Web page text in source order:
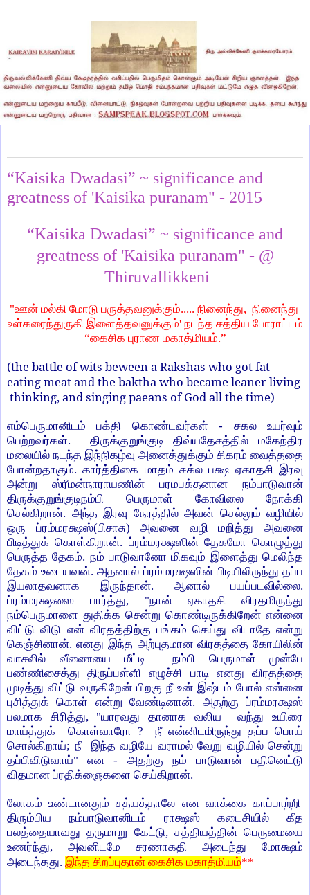
“Kaisika Dwadasi” ~ significance and
greatness of 'Kaisika puranam" - 2015
“Kaisika Dwadasi” ~ significance and
greatness of 'Kaisika puranam" - @
Thiruvallikkeni
"ஊன் மல்கி மோடு பருத்தவனுக்கும்..... நினைந்து, நினைந்து
உள்கரைந்துருகி இளைத்தவனுக்கும்' நடந்த சத்திய போராட்டம்
“கைசிக புராண மகாத்மியம்.”
(the battle of wits beween a Rakshas who got fat
eating meat and the baktha who became leaner living
thinking, and singing paeans of God all the time)
எம்பெருமானிடம் பக்தி கொண்டவர்கள் - சகல உயர்வும்
பெற்றவர்கள். திருக்குறுங்குடி திவ்யதேசத்தில் மகேந்திர
மலையில் நடந்த இந்நிகழ்வு அனைத்துக்கும் சிகரம் வைத்ததை
போன்றதாகும். கார்த்திகை மாதம் சுக்ல பக்ஷ ஏகாதசி இரவு
அன்று ஸ்ரீமன்நாராயணின் பரமபக்தனான நம்பாடுவான்
திருக்குறுங்குடிநம்பி பெருமாள் கோவிலை நோக்கி
செல்கிறான். அந்த இரவு நேரத்தில் அவன் செல்லும் வழியில்
ஒரு ப்ரம்மரக்ஷஸ்(பிசாசு) அவனை வழி மறித்து அவனை
பிடித்துக் கொள்கிறான். ப்ரம்மரக்ஷஸின் தேகமோ கொழுத்து
பெருத்த தேகம். நம் பாடுவானோ மிகவும் இளைத்து மெலிந்த
தேகம் உடையவன். அதனால் ப்ரம்மரக்ஷஸின் பிடியிலிருந்து தப்ப
இயலாதவனாக இருந்தான். ஆனால் பயப்படவில்லை.
ப்ரம்மரக்ஷஸை பார்த்து, "நான் ஏகாதசி விரதமிருந்து
நம்பெருமாளை துதிக்க சென்று கொண்டிருக்கிறேன் என்னை
விட்டு விடு என் விரதத்திற்கு பங்கம் செய்து விடாதே என்று
கெஞ்சினான். எனது இந்த அற்புதமான விரதத்தை கோயிலின்
வாசலில் வீணையை மீட்டி நம்பி
பெருமாள் முன்பே
பண்ணிசைத்து திருப்பள்ளி எழுச்சி பாடி எனது விரதத்தை
முடித்து விட்டு வருகிறேன் பிறகு நீ உன் இஷ்டம் போல் என்னை
புசித்துக் கொள் என்று வேண்டினான். அதற்கு ப்ரம்மரக்ஷஸ்
பலமாக சிரித்து, "யாரவது தானாக வலிய வந்து உயிரை
மாய்த்துக் கொள்வாரோ ? நீ என்னிடமிருந்து தப்ப பொய்
சொல்கிறாய்; நீ இந்த வழியே வராமல் வேறு வழியில் சென்று
தப்பிவிடுவாய்" என - அதற்கு நம் பாடுவான் பதினெட்டு
விதமான ப்ரதிக்ஞைகளை செய்கிறான்.
லோகம் உண்டானதும் சத்யத்தாலே என வாக்கை காப்பாற்றி
திரும்பிய நம்பாடுவானிடம் ராக்ஷஸ் கடைசியில் கீத
பலத்தையாவது தருமாறு கேட்டு, சத்தியத்தின் பெருமையை
உணர்ந்து, அவனிடமே சரணாகதி அடைந்து மோக்ஷம்
அடைந்தது. இந்த சிறப்புதான் கைசிக மகாத்மியம்**